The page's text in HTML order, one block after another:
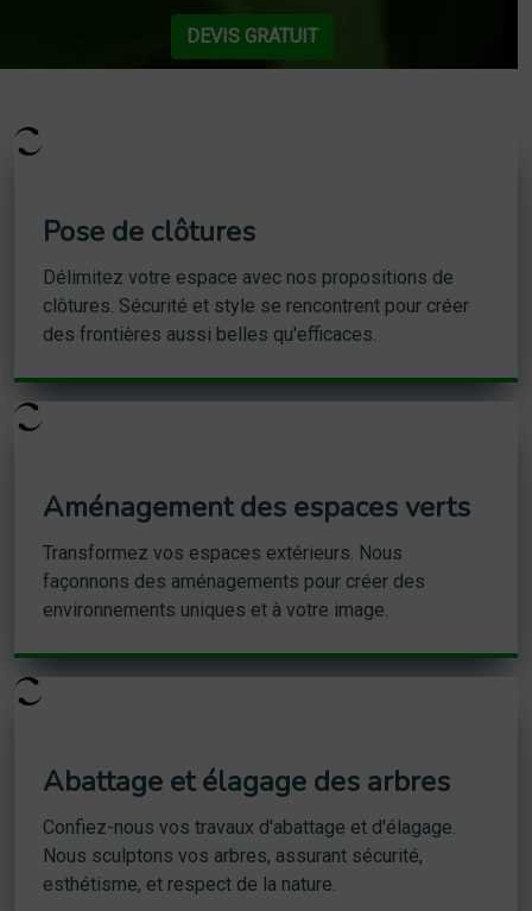
DEVIS GRATUIT
Pose de clôtures
Délimitez votre espace avec nos propositions de
clôtures. Sécurité et style se rencontrent pour créer
des frontières aussi belles qu'efficaces.
Aménagement des espaces verts
Transformez vos espaces extérieurs. Nous
façonnons des aménagements pour créer des
environnements uniques et à votre image.
Abattage et élagage des arbres
Confiez-nous vos travaux d'abattage et d'élagage.
Nous sculptons vos arbres, assurant sécurité,
esthétisme, et respect de la nature.